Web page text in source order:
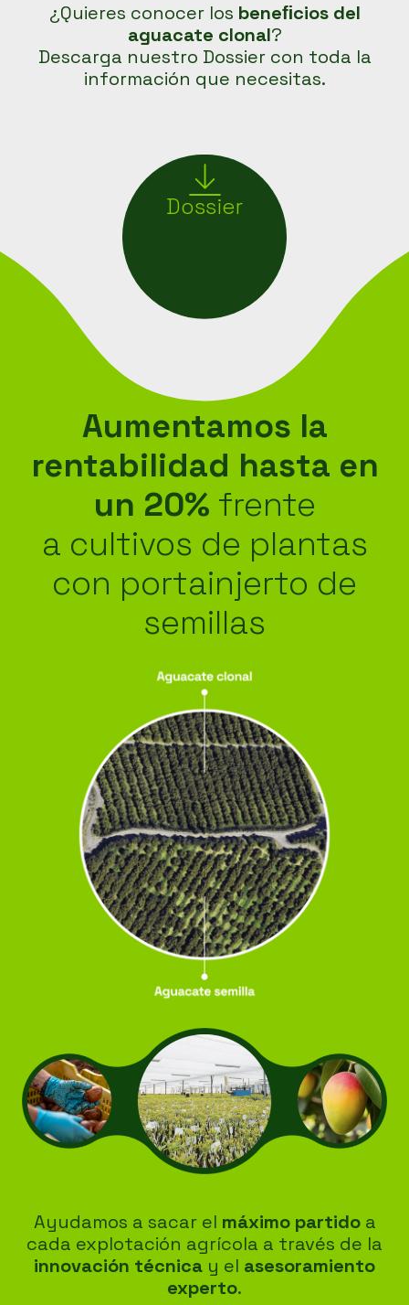
¿Quieres conocer los beneﬁcios del
aguacate clonal?
Descarga nuestro Dossier con toda la
información que necesitas.
Dossier
Aumentamos la
rentabilidad hasta en
un 20% frente
a cultivos de plantas
con portainjerto de
semillas
Ayudamos a sacar el máximo partidoa
cada explotación agrícola a través de la
innovación técnica y el asesoramiento
experto.